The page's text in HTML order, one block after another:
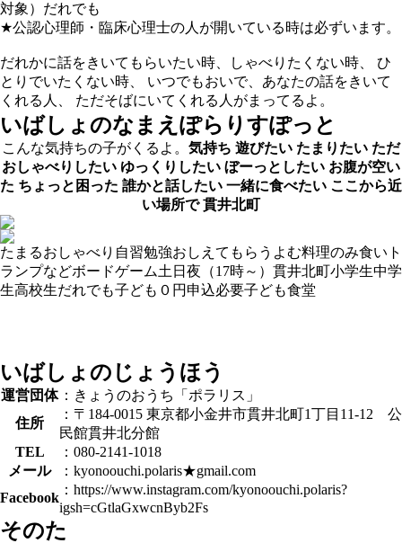
対象）だれでも
★公認心理師・臨床心理士の人が開いている時は必ずいます。
だれかに話をきいてもらいたい時、しゃべりたくない時、 ひ
とりでいたくない時、 いつでもおいで、あなたの話をきいて
くれる人、 ただそばにいてくれる人がまってるよ。
いばしょのなまえ ぽらりすぽっと
こんな気持ちの子がくるよ。 気持ち 遊びたい たまりたい ただ
おしゃべりしたい ゆっくりしたい ぼーっとしたい お腹が空い
た ちょっと困った 誰かと話したい 一緒に食べたい ここから近
い場所で 貫井北町
たまるおしゃべり 自習勉強おしえてもらう よむ料理のみ食い ト
ランプなどボードゲーム土日 夜（17時～） 貫井北町小学生中学
生高校生だれでも子ども０円 申込必要子ども食堂
いばしょのじょうほう
運営団体 ：きょうのおうち「ポラリス」
住所
：〒184-0015 東京都小金井市貫井北町1丁目11-12 公
民館貫井北分館
TEL
：080-2141-1018
メール
：kyonoouchi.polaris★gmail.com
Facebook
：https://www.instagram.com/kyonoouchi.polaris?
igsh=cGtlaGxwcnByb2Fs
そのた